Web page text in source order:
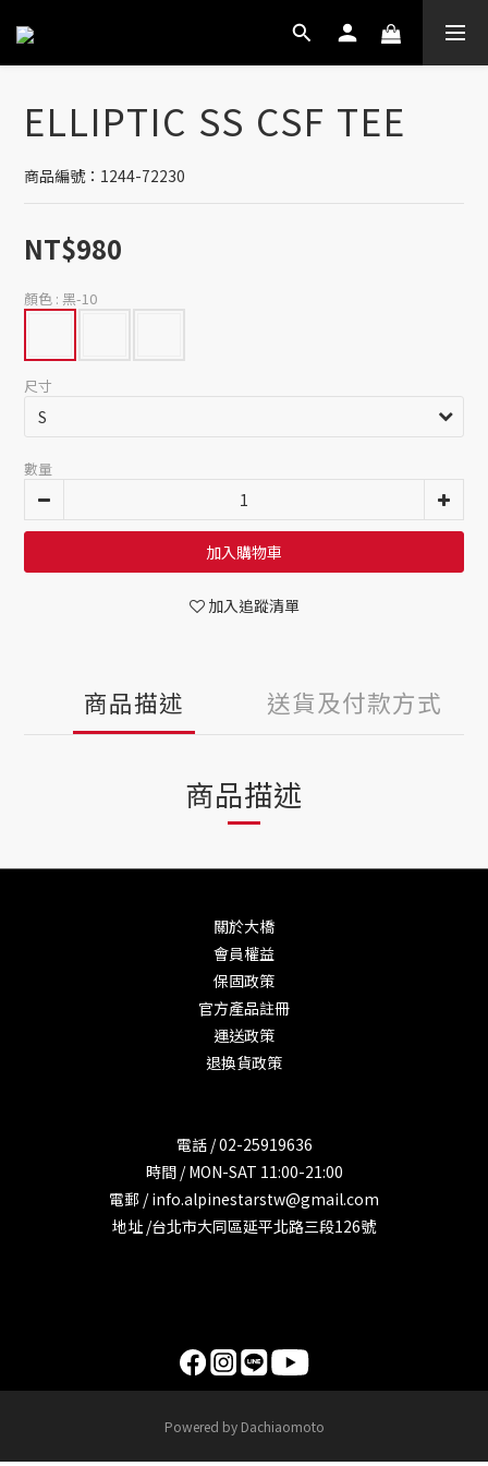
ELLIPTIC SS CSF TEE
商品編號：1244-72230
NT$980
顏色 : 黑-10
尺寸
數量
加入購物車
加入追蹤清單
商品描述 送貨及付款方式
商品描述
關於大橋
會員權益
保固政策
官方產品註冊
運送政策
退換貨政策
電話 / 02-25919636
時間 / MON-SAT 11:00-21:00
電郵 / info.alpinestarstw@gmail.com
地址 /台北市大同區延平北路三段126號
Powered by Dachiaomoto